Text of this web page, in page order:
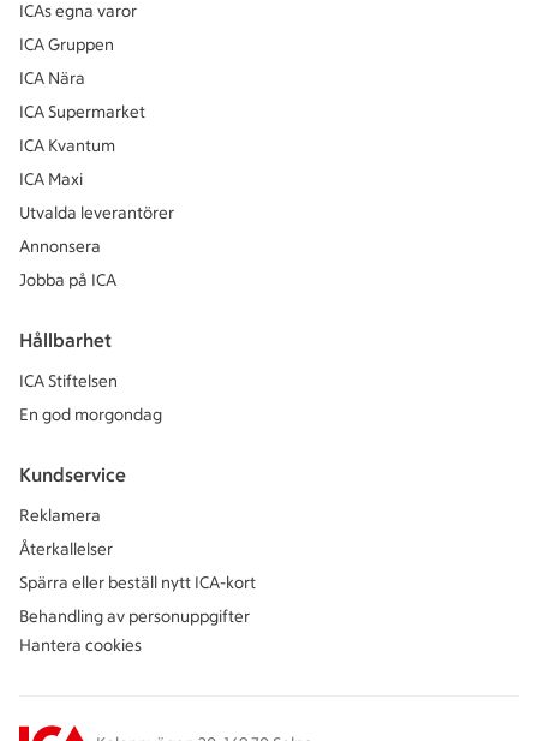
ICAs egna varor
ICA Gruppen
ICA Nära
ICA Supermarket
ICA Kvantum
ICA Maxi
Utvalda leverantörer
Annonsera
Jobba på ICA
Hållbarhet
ICA Stiftelsen
En god morgondag
Kundservice
Reklamera
Återkallelser
Spärra eller beställ nytt ICA-kort
Behandling av personuppgifter
Hantera cookies